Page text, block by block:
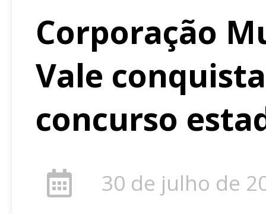
Corporação
Vale
concurso
30 de julho de